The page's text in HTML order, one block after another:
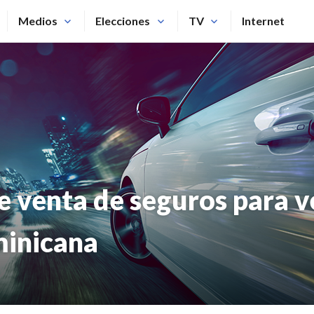
Medios Elecciones TV Internet
venta de seguros para